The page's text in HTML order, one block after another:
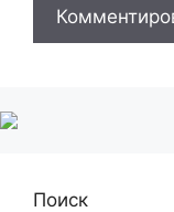
Поиск